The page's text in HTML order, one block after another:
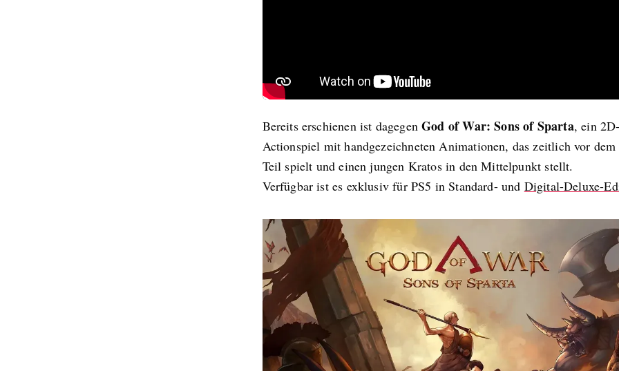
Bereits erschienen ist dagegenGod of War: Sons of Sparta, ein
Actionspiel mit handgezeichneten Animationen, das zeitlich vor dem
Teil spielt und einen jungen Kratos in den Mittelpunkt stellt.
Verfügbar ist es exklusiv für PS5 in Standard- und Digital-Deluxe-